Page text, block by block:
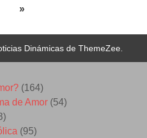
»
Dinámicas de ThemeZee.
(164)
de Amor (54)
(95)